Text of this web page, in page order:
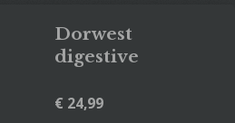
Dorwest
digestive
€ 24,99